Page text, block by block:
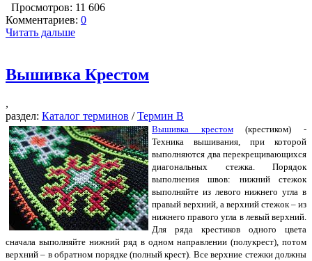
Просмотров: 11 606
Комментариев: 0
Читать дальше
Вышивка Крестом
,
раздел: Каталог терминов /Термин В
Вышивка крестом(крестиком) -
Техника вышивания, при которой
выполняются два перекрещивающихся
диагональных стежка. Порядок
выполнения швов: нижний стежок
выполняйте из левого нижнего угла в
правый верхний, а верхний стежок – из
нижнего правого угла в левый верхний.
Для ряда крестиков одного цвета
сначала выполняйте нижний ряд в одном направлении (полукрест), потом
верхний – в обратном порядке (полный крест). Все верхние стежки должны